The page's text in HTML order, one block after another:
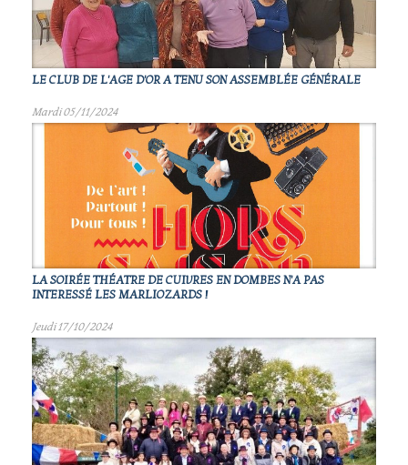
LE CLUB DE L'AGE D'OR A TENU SON ASSEMBLÉE GÉNÉRALE
Mardi 05/11/2024
LA SOIRÉE THÉATRE DE CUIVRES EN DOMBES N'A PAS
INTERESSÉ LES MARLIOZARDS !
Jeudi 17/10/2024